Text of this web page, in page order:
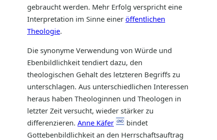
gebraucht werden. Mehr Erfolg verspricht eine
Interpretation im Sinne einer öffentlichen
Theologie.
Die synonyme Verwendung von Würde und
Ebenbildlichkeit tendiert dazu, den
theologischen Gehalt des letzteren Begriffs zu
unterschlagen. Aus unterschiedlichen Interessen
heraus haben Theologinnen und Theologen in
letzter Zeit versucht, wieder stärker zu
differenzieren. Anne Käfer
bindet
Gottebenbildlichkeit an den Herrschaftsauftrag